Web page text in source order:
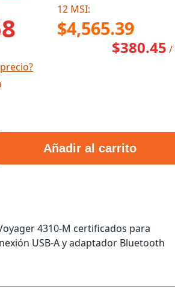
12 MSI:
$4,565.39
$380.45 /
Añadir al carrito
4310-M certificados para
USB-A y adaptador Bluetooth